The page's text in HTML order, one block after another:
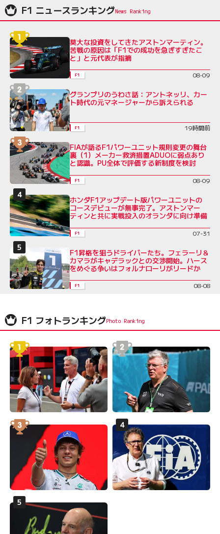
F1 ニュースランキング
莫大な投資をしてきたアストンマーティン。
苦戦の原因は「F1での成功を急ぎすぎたこ
と」と元代表が指摘
F1 08-09
グランプリのうわさ話：アントネッリ、カー
ト時代の元マネージャーから訴えられる
F1 19時間前
FIAが語るF1パワーユニット規則変更の舞台
裏（1）メーカー救済措置ADUOに弱点あり
と認識。PU全体で評価する新制度を検討
F1 08-09
ホンダF1アップデート版パワーユニットの
コースデビューが無事完了。アストンマー
ティンと共に実戦投入のオランダに向け準備
F1 07-31
F1昇格を狙うドライバーたち。フェラーリ＆
カマラがキャデラックとの交渉開始。ハース
をめぐる争いはフォルナローリがリードか
F1 08-08
F1 フォトランキング